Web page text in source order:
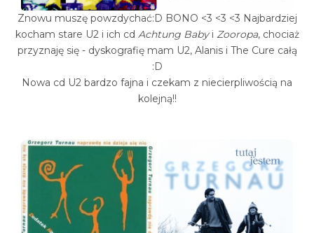
Znowu muszę powzdychać:D BONO <3 <3 <3 Najbardziej
kocham stare U2 i ich cd Achtung Babyi Zooropa, chociaż
przyznaję się - dyskografię mam U2, Alanis i The Cure całą
:D
Nowa cd U2 bardzo fajna i czekam z niecierpliwością na
kolejną!!